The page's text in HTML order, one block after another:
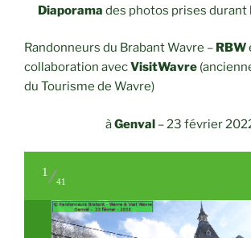
Diaporama des photos prises durant
Randonneurs du Brabant Wavre – RBW
collaboration avecVisitWavre
du Tourisme de Wavre)
àGenval – 23 février
1
41